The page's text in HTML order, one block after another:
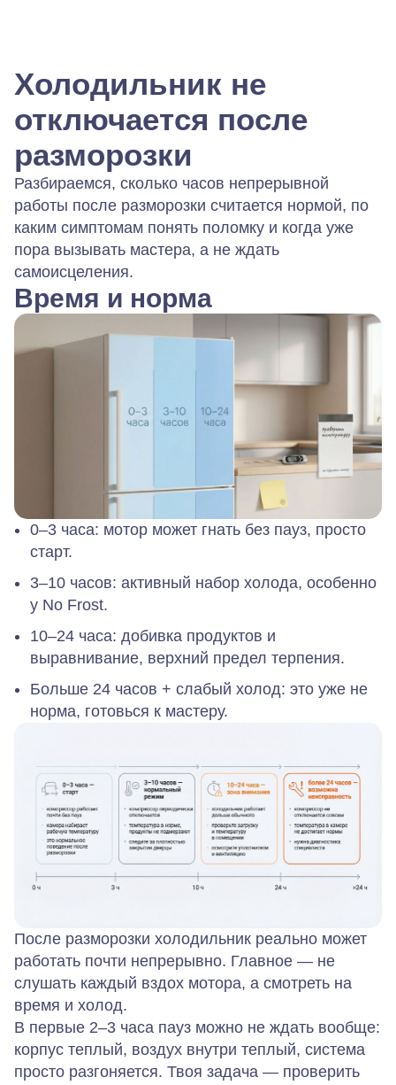
Холодильник не
отключается после
разморозки
Разбираемся, сколько часов непрерывной
работы после разморозки считается нормой, по
каким симптомам понять поломку и когда уже
пора вызывать мастера, а не ждать
самоисцеления.
Время и норма
0–3 часа: мотор может гнать без пауз, просто
старт.
3–10 часов: активный набор холода, особенно
у No Frost.
10–24 часа: добивка продуктов и
выравнивание, верхний предел терпения.
Больше 24 часов + слабый холод: это уже не
норма, готовься к мастеру.
После разморозки холодильник реально может
работать почти непрерывно. Главное — не
слушать каждый вздох мотора, а смотреть на
время и холод.
В первые 2–3 часа пауз можно не ждать вообще:
корпус теплый, воздух внутри теплый, система
просто разгоняется. Твоя задача — проверить